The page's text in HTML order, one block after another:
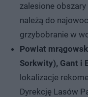
zalesione
należą do
grzybobranie w
Powiat
Sorkwity), Gant i
lokalizacje
Dyrekcję Lasów